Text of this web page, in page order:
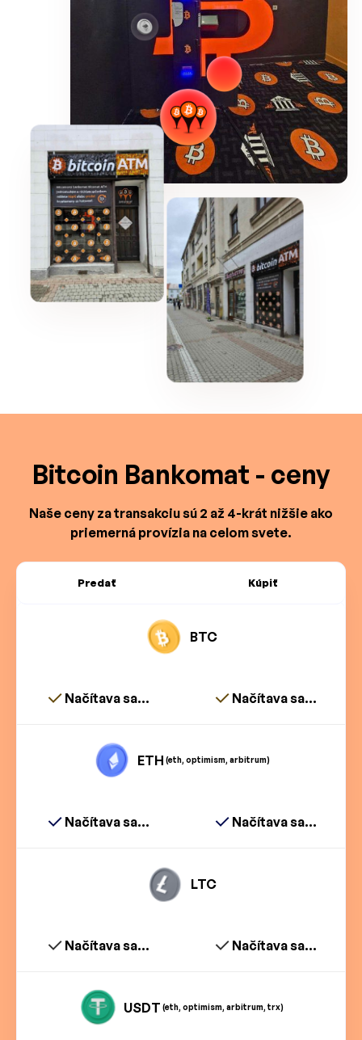
Bitcoin Bankomat - ceny
Naše ceny za transakciu sú 2 až 4-krát nižšie ako
priemerná provízia na celom svete.
Predať Kúpiť
BTC
Načítava sa... Načítava sa...
ETH (eth, optimism, arbitrum)
Načítava sa... Načítava sa...
LTC
Načítava sa... Načítava sa...
USDT (eth, optimism, arbitrum, trx)